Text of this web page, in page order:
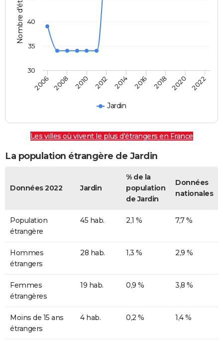
Jardin
2006 2008 2010 2012 2014 2016 2018 2020 2022
30
35
40
Les villes où vivent le plus d'étrangers en France
La population étrangère de Jardin
Données 2022 Jardin
% de la
population
de Jardin
Données
nationales
Population
étrangère
45 hab. 2,1 % 7,7 %
Hommes
étrangers
28 hab. 1,3 % 2,9 %
Femmes
étrangères
19 hab. 0,9 % 3,8 %
Moins de 15 ans
étrangers
4 hab. 0,2 % 1,4 %